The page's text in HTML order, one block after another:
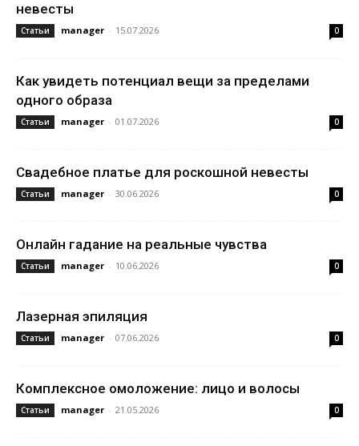
невесты
Статьи manager - 15.07.2026 0
Как увидеть потенциал вещи за пределами
одного образа
Статьи manager - 01.07.2026 0
Свадебное платье для роскошной невесты
Статьи manager - 30.06.2026 0
Онлайн гадание на реальные чувства
Статьи manager - 10.06.2026 0
Лазерная эпиляция
Статьи manager - 07.06.2026 0
Комплексное омоложение: лицо и волосы
Статьи manager - 21.05.2026 0